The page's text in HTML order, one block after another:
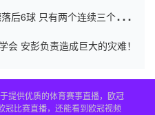
后6球 只有两个连续三个连续
会 安彭负责造成巨大的灾难！
提供优质的体育赛事直播，欧冠
冠比赛直播，还能看到欧冠视频